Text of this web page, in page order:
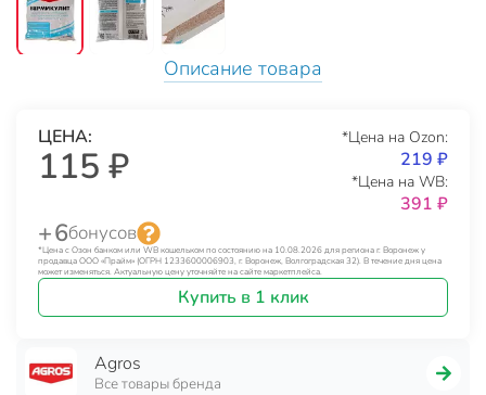
Описание товара
ЦЕНА:
115 ₽
*Цена на Ozon:
219 ₽
*Цена на WB:
391 ₽
+ 6бонусов
*Цена с Озон банком или WB кошельком по состоянию на 10.08.2026 для региона г. Воронеж у
продавца ООО «Прайм» (ОГРН 1233600006903, г. Воронеж, Волгоградская 32). В течение дня цена
может изменяться. Актуальную цену уточняйте на сайте маркетплейса.
Купить в 1 клик
Agros
Все товары бренда